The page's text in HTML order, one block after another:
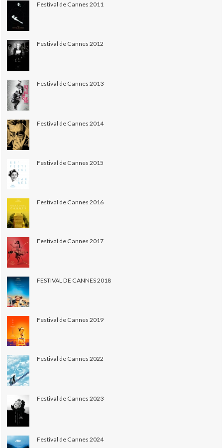
Festival de Cannes 2011
Festival de Cannes 2012
Festival de Cannes 2013
Festival de Cannes 2014
Festival de Cannes 2015
Festival de Cannes 2016
Festival de Cannes 2017
FESTIVAL DE CANNES 2018
Festival de Cannes 2019
Festival de Cannes 2022
Festival de Cannes 2023
Festival de Cannes 2024